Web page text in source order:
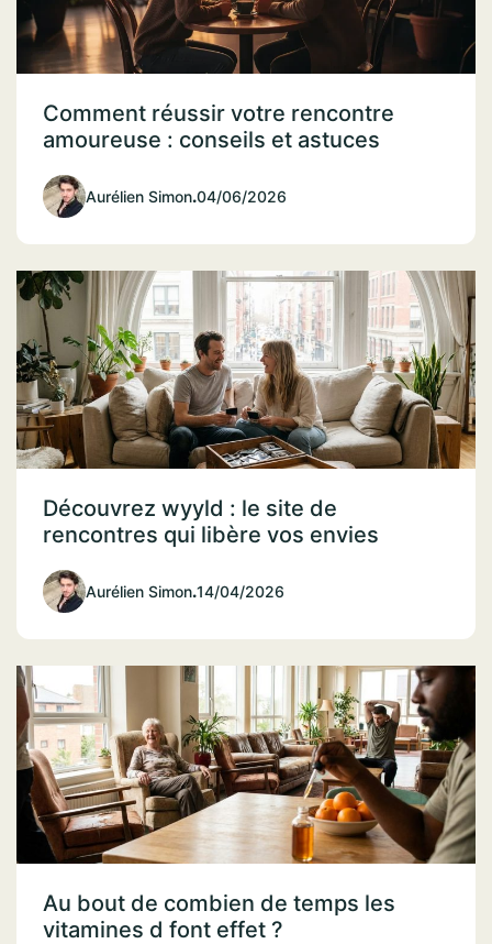
Comment réussir votre rencontre
amoureuse : conseils et astuces
Aurélien Simon.04/06/2026
Découvrez wyyld : le site de
rencontres qui libère vos envies
Aurélien Simon.14/04/2026
Au bout de combien de temps les
vitamines d font effet ?